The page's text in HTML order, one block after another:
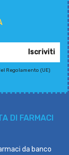
Iscriviti
Regolamento (UE)
DI FARMACI
da banco